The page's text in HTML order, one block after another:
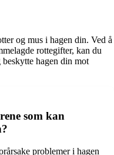
og mus i hagen din. Ved å
rottegifter, kan du
hagen din mot
som kan
problemer i hagen